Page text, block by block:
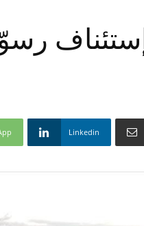
إستئناف
Linkedin